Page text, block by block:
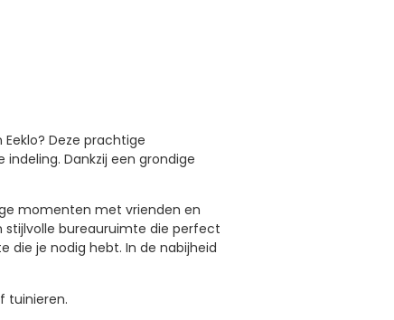
Deze prachtige
Dankzij een grondige
momenten met vrienden en
stijlvolle bureauruimte die perfect
die je nodig hebt. In de nabijheid
tuinieren.